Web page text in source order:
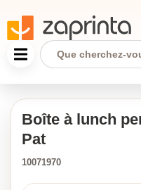
Boîte à lunch
Pat
10071970